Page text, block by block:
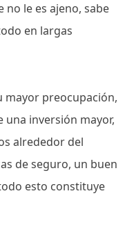
le es ajeno, sabe
en largas
mayor preocupación,
una inversión mayor,
alrededor del
de seguro, un buen
esto constituye